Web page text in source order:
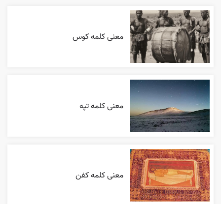
معنی کلمه کوس
معنی کلمه تپه
معنی کلمه کفن